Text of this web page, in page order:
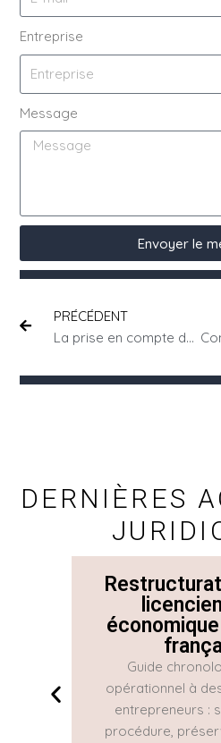
Entreprise
Message
Envoyer le
PRÉCÉDENT
La prise en compte des temps de trajet des salariés itinérants : revirement de jurisprudence de la Cour de cassation
DERNIÈRES
Guide
opérationnel à
entrepreneurs :
procédure,